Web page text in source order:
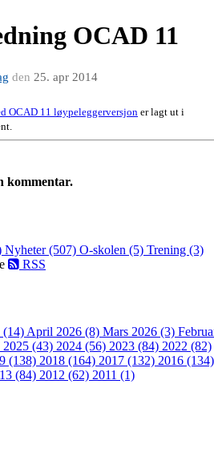
OCAD 11
den 25. apr 2014
OCAD 11 løypeleggerversjon er lagt ut i
kommentar.
Nyheter (507) O-skolen (5) Trening (3)
RSS
(14)April 2026 (8) Mars 2026 (3)
2025 (43) 2024 (56) 2023 (84) 2022 (82)
(138) 2018 (164) 2017 (132) 2016 (134)
(84) 2012 (62) 2011 (1)